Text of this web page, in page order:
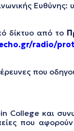
Ευθύνης:
δίκτυο από το
radio/
που
College και
που